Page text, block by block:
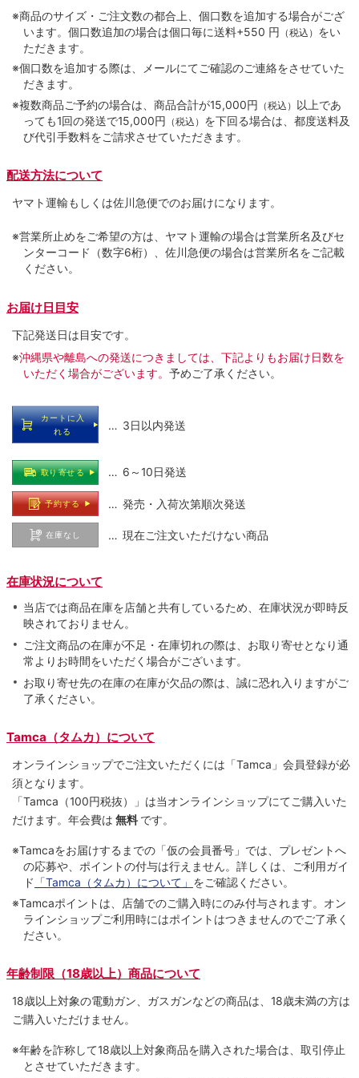
※商品のサイズ・ご注文数の都合上、個口数を追加する場合がござ
います。個口数追加の場合は個口毎に送料+550 円 （税込） をい
ただきます。
※個口数を追加する際は、メールにてご確認のご連絡をさせていた
だきます。
※複数商品ご予約の場合は、商品合計が15,000円 （税込） 以上であ
っても1回の発送で15,000円 （税込） を下回る場合は、都度送料及
び代引手数料をご請求させていただきます。
配送方法について
ヤマト運輸もしくは佐川急便でのお届けになります。
※営業所止めをご希望の方は、ヤマト運輸の場合は営業所名及びセ
ンターコード（数字6桁）、佐川急便の場合は営業所名をご記載
ください。
お届け日目安
下記発送日は目安です。
※沖縄県や離島への発送につきましては、下記よりもお届け日数を
いただく場合がございます。 予めご了承ください。
カートに入
れる
… 3日以内発送
取り寄せる … 6～10日発送
予約する … 発売・入荷次第順次発送
在庫なし … 現在ご注文いただけない商品
在庫状況について
当店では商品在庫を店舗と共有しているため、在庫状況が即時反
映されておりません。
ご注文商品の在庫が不足・在庫切れの際は、お取り寄せとなり通
常よりお時間をいただく場合がございます。
お取り寄せ先の在庫の在庫が欠品の際は、誠に恐れ入りますがご
了承ください。
Tamca（タムカ）について
オンラインショップでご注⽂いただくには「Tamca」会員登録が必
須となります。
「Tamca （100円税抜）
」は当オンラインショップにてご購⼊いた
だけます。 年会費は 無料 です。
※Tamcaをお届けするまでの「仮の会員番号」では、プレゼントへ
の応募や、ポイントの付与は⾏えません。詳しくは、ご利⽤ガイ
ド 「Tamca（タムカ）について」 をご確認ください。
※Tamcaポイントは、店舗でのご購⼊時にのみ付与されます。オン
ラインショップご利用時にはポイントはつきませんのでご了承く
ださい。
年齢制限（18歳以上）商品について
18歳以上対象の電動ガン、ガスガンなどの商品は、18歳未満の方は
ご購入いただけません。
※年齢を詐称して18歳以上対象商品を購入された場合は、取引停止
とさせていただきます。